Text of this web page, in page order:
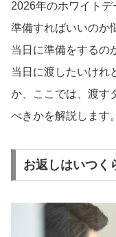
2026年のホワイト
準備すればいいのか
当日に準備をするの
当日に渡したいけれ
か、ここでは、渡す
べきかを解説します。
お返しはいつく